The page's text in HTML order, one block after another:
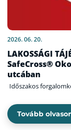
2026. 06. 20.
LAKOSSÁGI
SafeCross®
utcában
Időszakos
Tovább